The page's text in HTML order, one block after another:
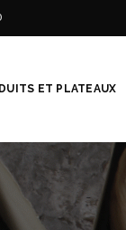
ET PLATEAUX